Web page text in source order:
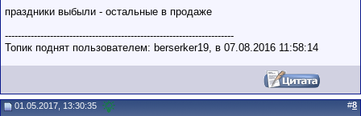
праздники выбыли - остальные в продаже
-----------------------------------------------------------------------
Топик поднят пользователем: berserker19, в 07.08.2016 11:58:14
01.05.2017, 13:30:35 #8